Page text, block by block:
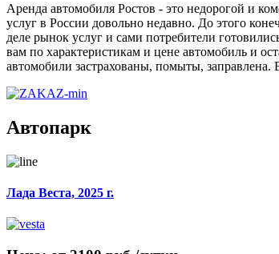
Аренда автомобиля Ростов - это недорогой и
услуг в России довольно недавно. До этого
деле рынок услуг и сами потребители
вам по характеристикам и цене автомобиль и
автомобили застрахованы, помыты, заправлена.
Автопарк
Лада Веста, 2025 г.